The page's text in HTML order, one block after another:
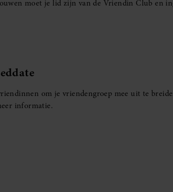
moet je lid zijn van de Vriendin Club en
om je vriendengroep mee uit te
informatie.